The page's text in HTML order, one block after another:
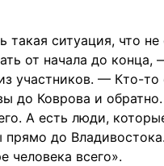
такая ситуация, что не
от начала до конца,
участников. — Кто-то
до Коврова и
А есть люди,
прямо до
человека всего».